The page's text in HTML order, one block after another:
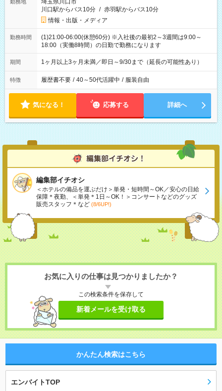
勤務地
埼玉県川口市
川口駅からバス10分 / 赤羽駅からバス10分
情報・出版・メディア
勤務時間
(1)21:00-06:00(休憩60分) ※入社後の最初2～3週間は9:00～
18:00（実働8時間）の日勤で勤務になります
期間 1ヶ月以上3ヶ月未満／即日～9/30まで（延長の可能性あり）
特徴 履歴書不要 / 40～50代活躍中 / 服装自由
気になる！ 応募する 詳細へ
編集部イチオシ
＜ホテルの備品を運ぶだけ＞単発・短時間～OK／安心の日給
保障＊夜勤、＜単発＊1日～OK！＞コンサートなどのグッズ
販売スタッフ＊など (8/6UP!)
お気に入りの仕事は見つかりましたか？
この検索条件を保存して
新着メールを受け取る
かんたん検索はこちら
エンバイトTOP